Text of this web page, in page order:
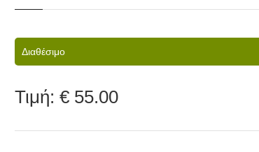
Διαθέσιμο
Τιμή: € 55.00